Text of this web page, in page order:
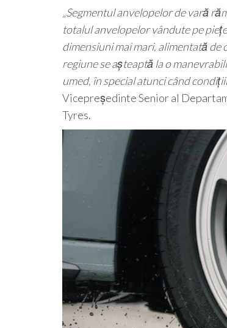
„Segmentul anvelopelor de vară
totalul anvelopelor vândute pe
dimensiuni mai mari, alimentată
regiune se așteaptă la o
umed, în special atunci când
Vicepreședinte Senior al
Tyres.